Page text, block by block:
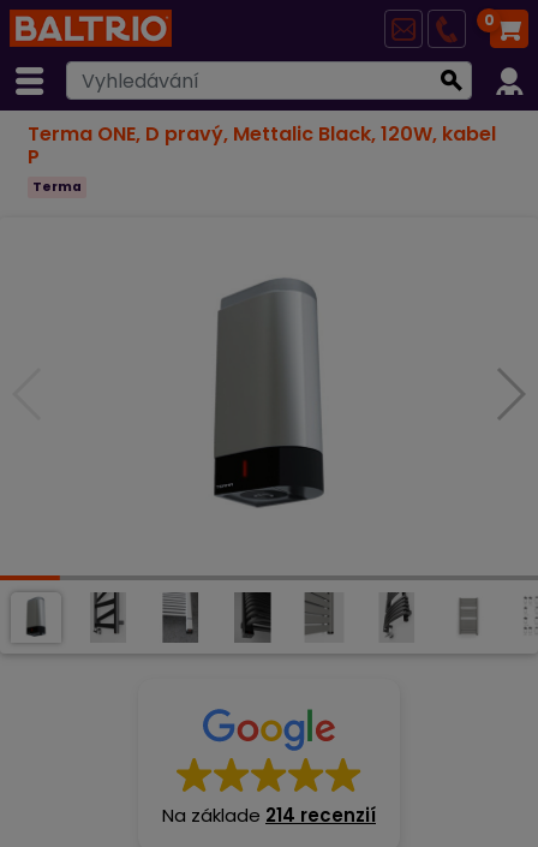
0
Terma ONE, D pravý, Mettalic Black, 120W, kabel
P
Terma
Na základe 214 recenzií